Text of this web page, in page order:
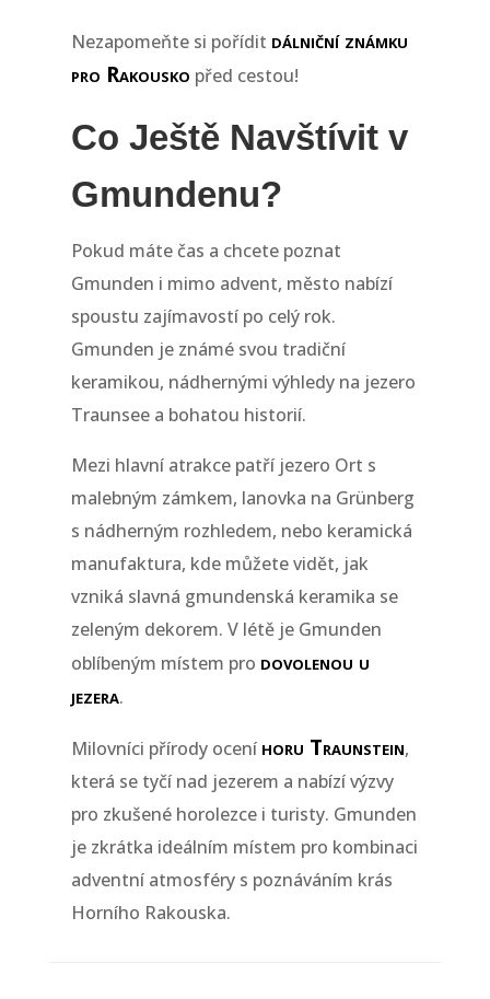
Nezapomeňte si pořídit dálniční známku
pro Rakousko před cestou!
Co Ještě Navštívit v
Gmundenu?
Pokud máte čas a chcete poznat
Gmunden i mimo advent, město nabízí
spoustu zajímavostí po celý rok.
Gmunden je známé svou tradiční
keramikou, nádhernými výhledy na jezero
Traunsee a bohatou historií.
Mezi hlavní atrakce patří jezero Ort s
malebným zámkem, lanovka na Grünberg
s nádherným rozhledem, nebo keramická
manufaktura, kde můžete vidět, jak
vzniká slavná gmundenská keramika se
zeleným dekorem. V létě je Gmunden
oblíbeným místem pro dovolenou u
jezera.
Milovníci přírody ocení horu Traunstein,
která se tyčí nad jezerem a nabízí výzvy
pro zkušené horolezce i turisty. Gmunden
je zkrátka ideálním místem pro kombinaci
adventní atmosféry s poznáváním krás
Horního Rakouska.